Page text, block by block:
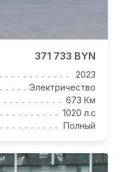
371 733 BYN
2023
Электричество
673 Км
1020 л.с
Полный